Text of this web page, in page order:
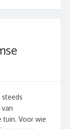
tuin. Voor wie